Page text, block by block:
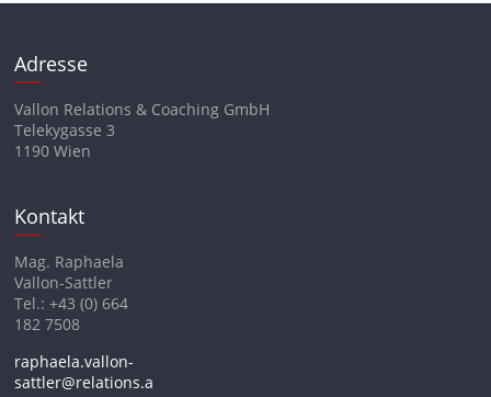
Adresse
Vallon Relations & Coaching GmbH
Telekygasse 3
1190 Wien
Kontakt
Mag. Raphaela
Vallon-Sattler
Tel.: +43 (0) 664
182 7508
raphaela.vallon-
sattler@relations.a